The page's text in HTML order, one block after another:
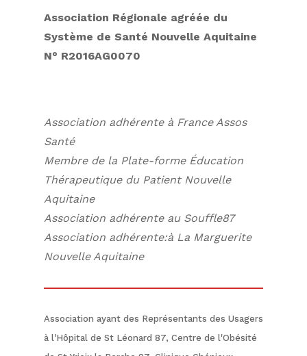
Association Régionale agréée du
Système de Santé Nouvelle Aquitaine
N° R2016AG0070
Association adhérente à France Assos
Santé
Membre de la Plate-forme Éducation
Thérapeutique du Patient Nouvelle
Aquitaine
Association adhérente au Souffle87
Association adhérente:à La Marguerite
Nouvelle Aquitaine
Association ayant des Représentants des Usagers
à l'Hôpital de St Léonard 87, Centre de l'Obésité